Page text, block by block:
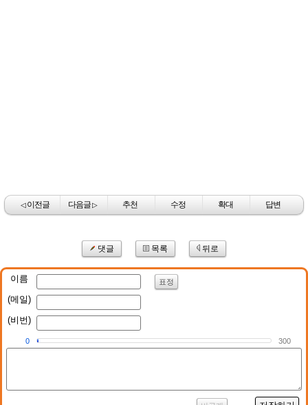
◁이전글 다음글▷ 추천 수정 확대 답변
댓글 목록 뒤로
이름 표정
(메일)
(비번)
0 300